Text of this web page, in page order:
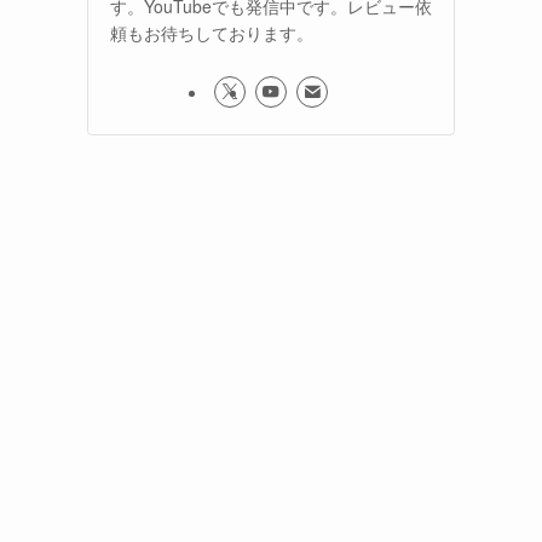
す。YouTubeでも発信中です。レビュー依
頼もお待ちしております。